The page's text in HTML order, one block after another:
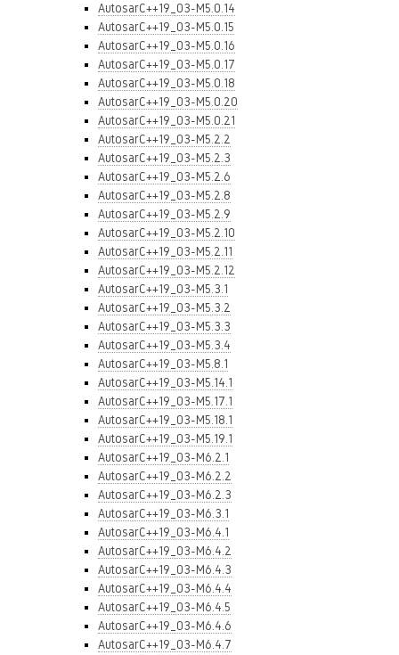
AutosarC++19_03-M5.0.14
AutosarC++19_03-M5.0.15
AutosarC++19_03-M5.0.16
AutosarC++19_03-M5.0.17
AutosarC++19_03-M5.0.18
AutosarC++19_03-M5.0.20
AutosarC++19_03-M5.0.21
AutosarC++19_03-M5.2.2
AutosarC++19_03-M5.2.3
AutosarC++19_03-M5.2.6
AutosarC++19_03-M5.2.8
AutosarC++19_03-M5.2.9
AutosarC++19_03-M5.2.10
AutosarC++19_03-M5.2.11
AutosarC++19_03-M5.2.12
AutosarC++19_03-M5.3.1
AutosarC++19_03-M5.3.2
AutosarC++19_03-M5.3.3
AutosarC++19_03-M5.3.4
AutosarC++19_03-M5.8.1
AutosarC++19_03-M5.14.1
AutosarC++19_03-M5.17.1
AutosarC++19_03-M5.18.1
AutosarC++19_03-M5.19.1
AutosarC++19_03-M6.2.1
AutosarC++19_03-M6.2.2
AutosarC++19_03-M6.2.3
AutosarC++19_03-M6.3.1
AutosarC++19_03-M6.4.1
AutosarC++19_03-M6.4.2
AutosarC++19_03-M6.4.3
AutosarC++19_03-M6.4.4
AutosarC++19_03-M6.4.5
AutosarC++19_03-M6.4.6
AutosarC++19_03-M6.4.7